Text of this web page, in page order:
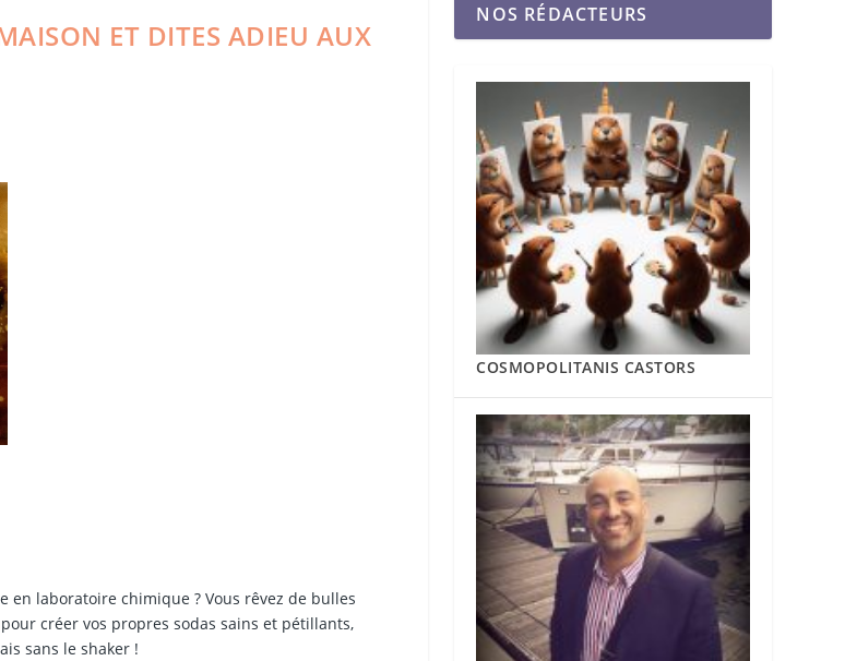
ET DITES ADIEU AUX
en laboratoire chimique ? Vous rêvez de bulles
créer vos propres sodas sains et pétillants,
sans le shaker !
NOS RÉDACTEURS
COSMOPOLITANIS CASTORS